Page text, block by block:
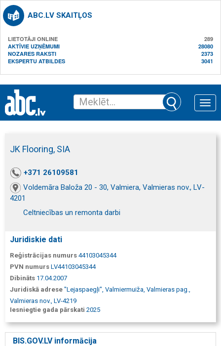
ABC.LV SKAITĻOS
LIETOTĀJI ONLINE
289
AKTĪVIE UZŅĒMUMI
28080
NOZARES RAKSTI
2373
EKSPERTU ATBILDES
3041
Toggle
JK Flooring, SIA
+371 26109581
Voldemāra Baloža 20 - 30, Valmiera, Valmieras nov., LV-
4201
Celtniecības un remonta darbi
Juridiskie dati
Reģistrācijas numurs 44103045344
PVN numurs LV44103045344
Dibināts 17.04.2007
Juridiskā adrese "Lejaspaegļi", Valmiermuiža, Valmieras pag.,
Valmieras nov., LV-4219
Iesniegtie gada pārskati 2025
BIS.GOV.LV informācija